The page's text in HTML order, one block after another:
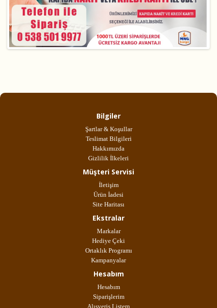
Bilgiler
Şartlar & Koşullar
Teslimat Bilgileri
Hakkımızda
Gizlilik İlkeleri
Müşteri Servisi
İletişim
Ürün İadesi
Site Haritası
Ekstralar
Markalar
Hediye Çeki
Ortaklık Programı
Kampanyalar
Hesabım
Hesabım
Siparişlerim
Alışveriş Listem